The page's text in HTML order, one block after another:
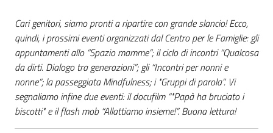
Newsletter
Cari genitori, siamo pronti a ripartire con grande slancio! Ecco,
quindi, i prossimi eventi organizzati dal Centro per le Famiglie: gli
appuntamenti allo “Spazio mamme”; il ciclo di incontri “Qualcosa
da dirti. Dialogo tra generazioni”; gli “Incontri per nonni e
nonne”; la passeggiata Mindfulness; i "Gruppi di parola”. Vi
segnaliamo infine due eventi: il docufilm “"Papà ha bruciato i
biscotti" e il flash mob “Allattiamo insieme!”. Buona lettura!